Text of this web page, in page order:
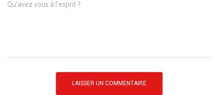
Qu’avez vous à l’esprit ?